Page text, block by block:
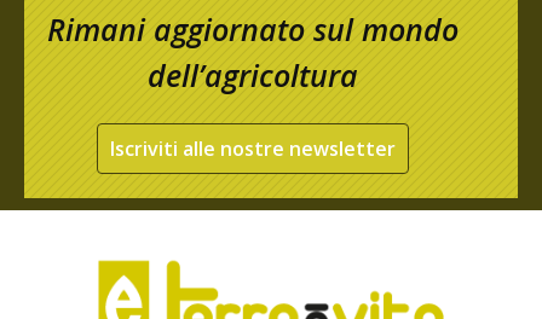
Rimani aggiornato sul mondo
dell’agricoltura
Iscriviti alle nostre newsletter